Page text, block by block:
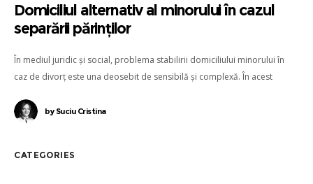
Domiciliul alternativ al minorului în cazul
separării părinților
În mediul juridic și social, problema stabilirii domiciliului minorului în
caz de divorț este una deosebit de sensibilă și complexă. În acest
bySuciu Cristina
CATEGORIES